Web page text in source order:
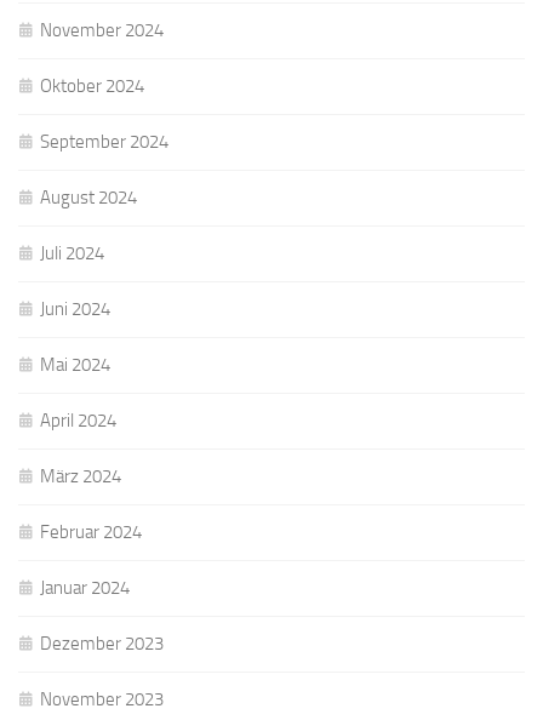
November 2024
Oktober 2024
September 2024
August 2024
Juli 2024
Juni 2024
Mai 2024
April 2024
März 2024
Februar 2024
Januar 2024
Dezember 2023
November 2023